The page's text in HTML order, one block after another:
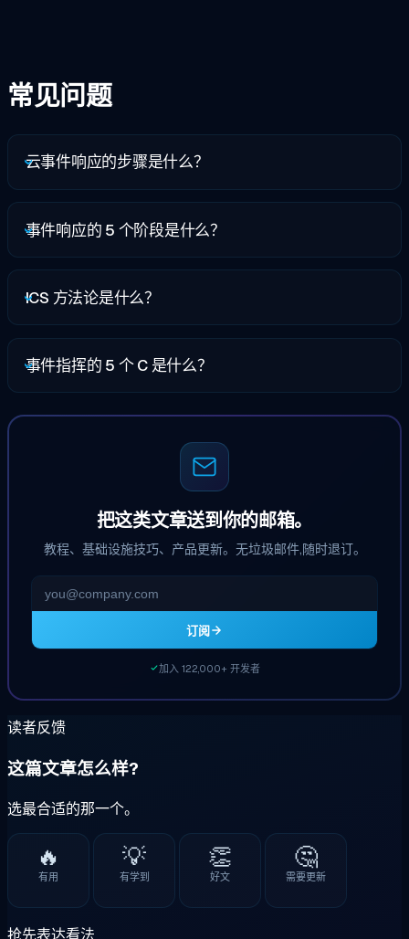
常见问题
云事件响应的步骤是什么？
事件响应的 5 个阶段是什么？
ICS 方法论是什么？
事件指挥的 5 个 C 是什么？
把这类文章送到你的邮箱。
教程、基础设施技巧、产品更新。无垃圾邮件,随时退订。
订阅
加入 122,000+ 开发者
读者反馈
这篇文章怎么样?
选最合适的那一个。
🔥
有用
💡
有学到
👏
好文
🤔
需要更新